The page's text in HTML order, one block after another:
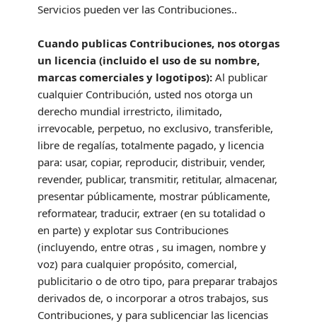
Servicios pueden ver las Contribuciones..
Cuando publicas Contribuciones, nos otorgas
un licencia (incluido el uso de su nombre,
marcas comerciales y logotipos): Al publicar
cualquier Contribución, usted nos otorga un
derecho mundial irrestricto, ilimitado,
irrevocable, perpetuo, no exclusivo, transferible,
libre de regalías, totalmente pagado, y licencia
para: usar, copiar, reproducir, distribuir, vender,
revender, publicar, transmitir, retitular, almacenar,
presentar públicamente, mostrar públicamente,
reformatear, traducir, extraer (en su totalidad o
en parte) y explotar sus Contribuciones
(incluyendo, entre otras , su imagen, nombre y
voz) para cualquier propósito, comercial,
publicitario o de otro tipo, para preparar trabajos
derivados de, o incorporar a otros trabajos, sus
Contribuciones, y para sublicenciar las licencias